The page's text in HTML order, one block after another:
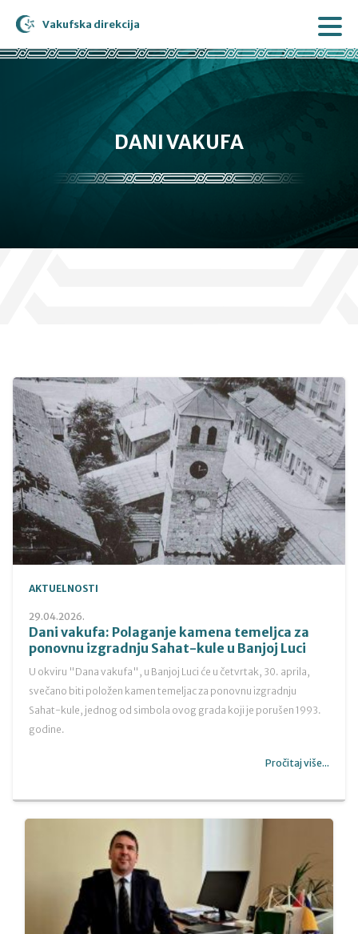
Vakufska direkcija
DANI VAKUFA
AKTUELNOSTI
29.04.2026.
Dani vakufa: Polaganje kamena temeljca za
ponovnu izgradnju Sahat-kule u Banjoj Luci
U okviru "Dana vakufa", u Banjoj Luci će u četvrtak, 30. aprila,
svečano biti položen kamen temeljac za ponovnu izgradnju
Sahat-kule, jednog od simbola ovog grada koji je porušen 1993.
godine.
Pročitaj više...